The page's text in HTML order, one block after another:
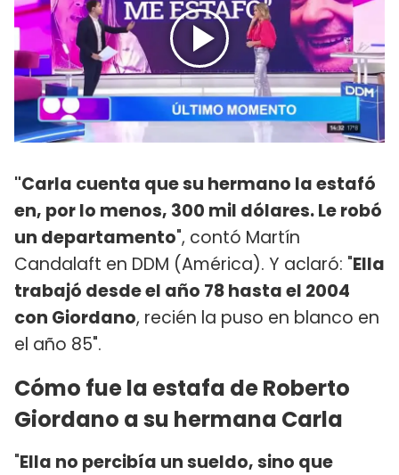
"Carla cuenta que su hermano la estafó
en, por lo menos, 300 mil dólares. Le robó
un departamento", contó Martín
Candalaft en DDM (América). Y aclaró: "Ella
trabajó desde el año 78 hasta el 2004
con Giordano, recién la puso en blanco en
el año 85".
Cómo fue la estafa de Roberto
Giordano a su hermana Carla
"Ella no percibía un sueldo, sino que